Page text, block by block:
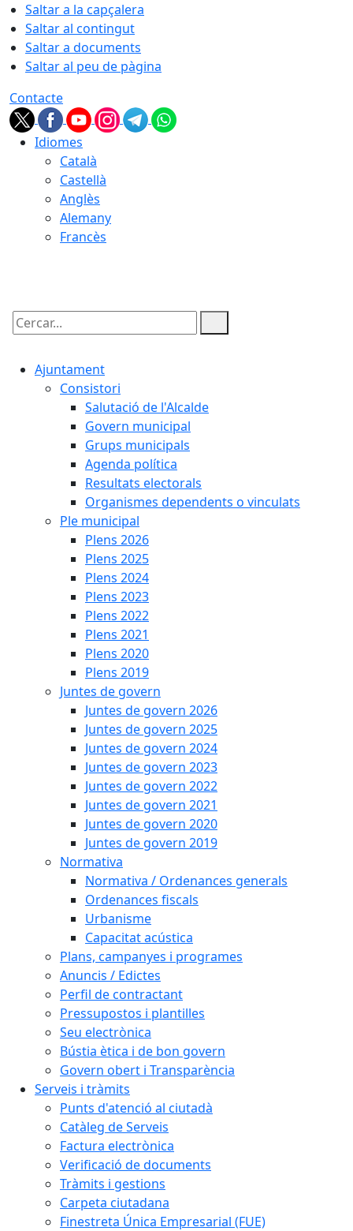
Saltar a la capçalera
Saltar al contingut
Saltar a documents
Saltar al peu de pàgina
Contacte
Idiomes
Català
Castellà
Anglès
Alemany
Francès
Cercar:
Ajuntament
Consistori
Salutació de l'Alcalde
Govern municipal
Grups municipals
Agenda política
Resultats electorals
Organismes dependents o vinculats
Ple municipal
Plens 2026
Plens 2025
Plens 2024
Plens 2023
Plens 2022
Plens 2021
Plens 2020
Plens 2019
Juntes de govern
Juntes de govern 2026
Juntes de govern 2025
Juntes de govern 2024
Juntes de govern 2023
Juntes de govern 2022
Juntes de govern 2021
Juntes de govern 2020
Juntes de govern 2019
Normativa
Normativa / Ordenances generals
Ordenances fiscals
Urbanisme
Capacitat acústica
Plans, campanyes i programes
Anuncis / Edictes
Perfil de contractant
Pressupostos i plantilles
Seu electrònica
Bústia ètica i de bon govern
Govern obert i Transparència
Serveis i tràmits
Punts d'atenció al ciutadà
Catàleg de Serveis
Factura electrònica
Verificació de documents
Tràmits i gestions
Carpeta ciutadana
Finestreta Única Empresarial (FUE)